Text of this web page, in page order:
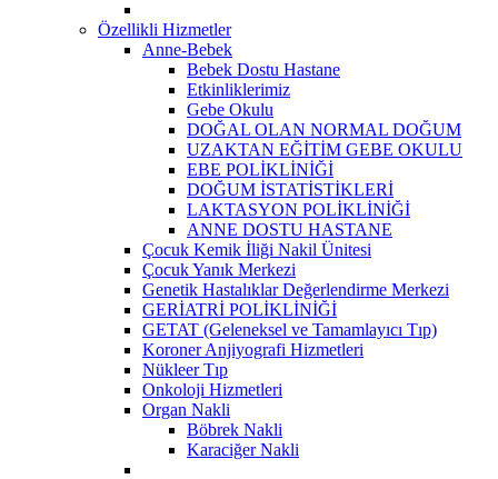
Özellikli Hizmetler
Anne-Bebek
Bebek Dostu Hastane
Etkinliklerimiz
Gebe Okulu
DOĞAL OLAN NORMAL DOĞUM
UZAKTAN EĞİTİM GEBE OKULU
EBE POLİKLİNİĞİ
DOĞUM İSTATİSTİKLERİ
LAKTASYON POLİKLİNİĞİ
ANNE DOSTU HASTANE
Çocuk Kemik İliği Nakil Ünitesi
Çocuk Yanık Merkezi
Genetik Hastalıklar Değerlendirme Merkezi
GERİATRİ POLİKLİNİĞİ
GETAT (Geleneksel ve Tamamlayıcı Tıp)
Koroner Anjiyografi Hizmetleri
Nükleer Tıp
Onkoloji Hizmetleri
Organ Nakli
Böbrek Nakli
Karaciğer Nakli